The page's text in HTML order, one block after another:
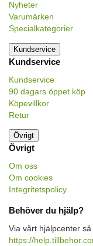
Nyheter
Varumärken
Specialkategorier
Kundservice
Kundservice
Kundservice
90 dagars öppet köp
Köpevillkor
Retur
Övrigt
Övrigt
Om oss
Om cookies
Integritetspolicy
Behöver du hjälp?
Via vårt hjälpcenter
https://